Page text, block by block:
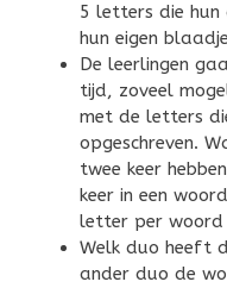
5 letters die hun
hun eigen
De leerlingen
tijd, zoveel
met de letters
opgeschreven.
twee keer
keer in een
letter per woord
Welk duo heeft
ander duo de